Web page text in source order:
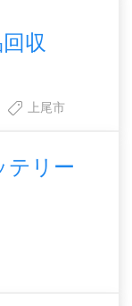
収
上尾市
テリー